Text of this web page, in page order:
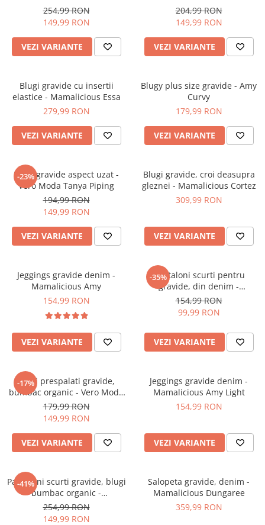
Pantaloni scurți pentru gravide
Chiloti Gravide
Sutiene / Bustiere / Maiouri
Pijamale Gravide
Dresuri Gravide
Geci și Paltoane
254,99 RON
149,99 RON
VEZI VARIANTE
204,99 RON
149,99 RON
VEZI VARIANTE
Blugi gravide cu insertii
elastice - Mamalicious Essa
279,99 RON
VEZI VARIANTE
Blugy plus size gravide - Amy
Curvy
179,99 RON
VEZI VARIANTE
-23%
Blugi gravide aspect uzat -
Vero Moda Tanya Piping
194,99 RON
149,99 RON
VEZI VARIANTE
Blugi gravide, croi deasupra
gleznei - Mamalicious Cortez
309,99 RON
VEZI VARIANTE
Jeggings gravide denim -
Mamalicious Amy
154,99 RON
VEZI VARIANTE
-35%
Pantaloni scurti pentru
gravide, din denim -
Mamalicious Amy
154,99 RON
99,99 RON
VEZI VARIANTE
-17%
Blugi prespalati gravide,
bumbac organic - Vero Moda
Tanya GA
179,99 RON
149,99 RON
VEZI VARIANTE
Jeggings gravide denim -
Mamalicious Amy Light
154,99 RON
VEZI VARIANTE
-41%
Pantaloni scurti gravide, blugi
bumbac organic -
Mamalicious Hampshire
254,99 RON
149,99 RON
Salopeta gravide, denim -
Mamalicious Dungaree
359,99 RON